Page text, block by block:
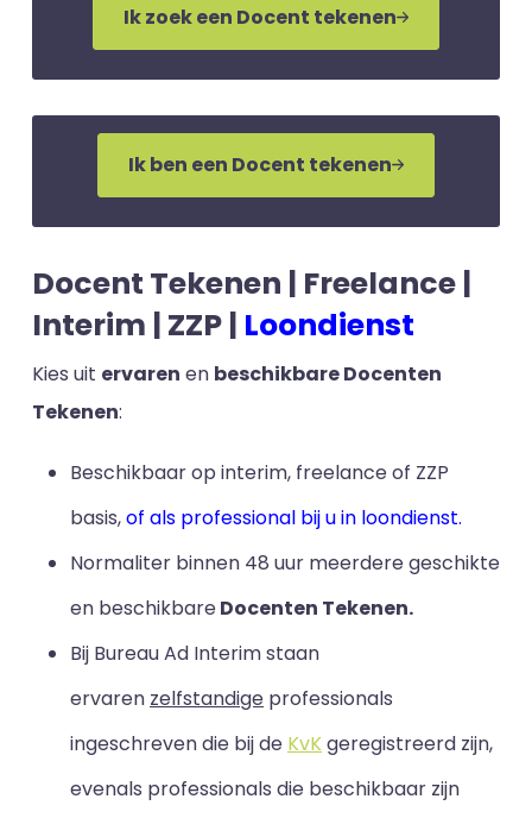
Ik zoek een Docent tekenen
Ik ben een Docent tekenen
Docent Tekenen | Freelance |
Interim | ZZP | Loondienst
Kies uit ervaren en beschikbare Docenten
Tekenen:
Beschikbaar op interim, freelance of ZZP
basis,of als professional bij u in loondienst.
Normaliter binnen 48 uur meerdere geschikte
en beschikbareDocenten Tekenen.
Bij Bureau Ad Interim staan
ervaren zelfstandige professionals
ingeschreven die bij de KvKgeregistreerd zijn,
evenals professionals die beschikbaar zijn